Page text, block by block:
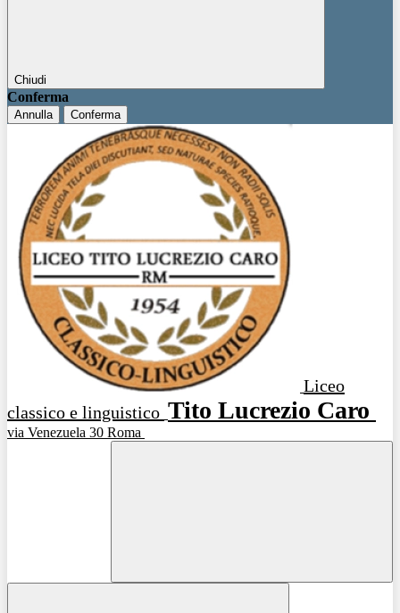
Chiudi
Conferma
Annulla Conferma
Liceo
classico e linguistico Tito Lucrezio Caro
via Venezuela 30 Roma